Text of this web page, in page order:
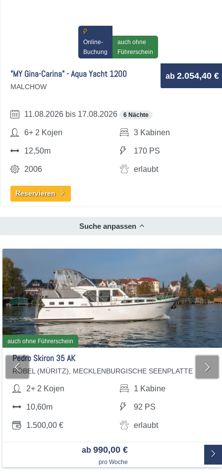
auch ohne
Führerschein
Online-
Buchung
"MY Gina-Carina" - Aqua Yacht 1200
MALCHOW
ab 2.054,40 €
11.08.2026 bis 17.08.2026 6 Nächte
6+ 2 Kojen 3 Kabinen
12,50m 170 PS
2006 erlaubt
Reservieren
Suche anpassen
auch ohne Führerschein
Pedro Skiron 35 AK
RÖBEL (MÜRITZ), MECKLENBURGISCHE SEENPLATTE
2+ 2 Kojen 1 Kabine
10,60m 92 PS
1.500,00 € erlaubt
ab 990,00 €
pro Woche